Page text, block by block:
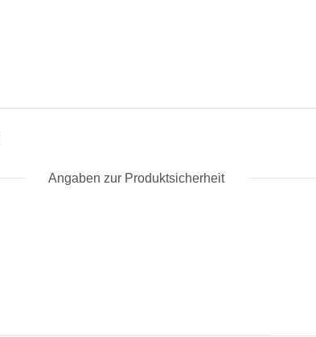
Angaben zur Produktsicherheit